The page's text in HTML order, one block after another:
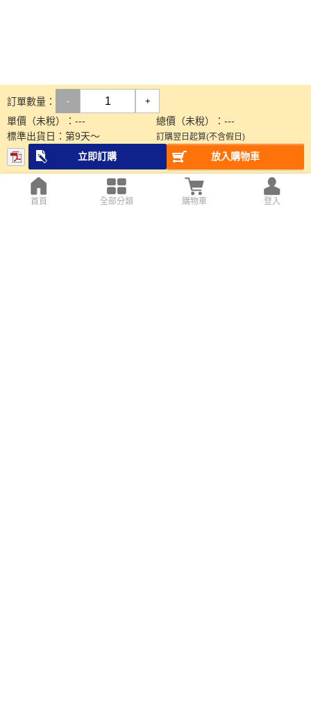
訂單數量： - +
單價（未稅）： --- 總價（未稅）： ---
標準出貨日： 第9天～ 訂購翌日起算(不含假日)
立即訂購 放入購物車
首頁 全部分類 購物車 登入